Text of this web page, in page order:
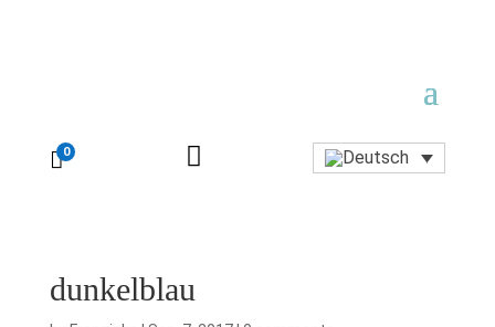
0 
dunkelblau